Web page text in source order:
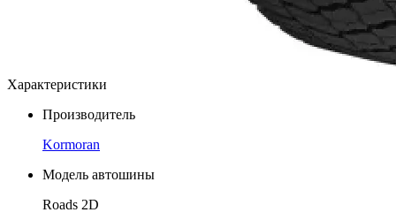
Характеристики
Производитель
Kormoran
Модель автошины
Roads 2D